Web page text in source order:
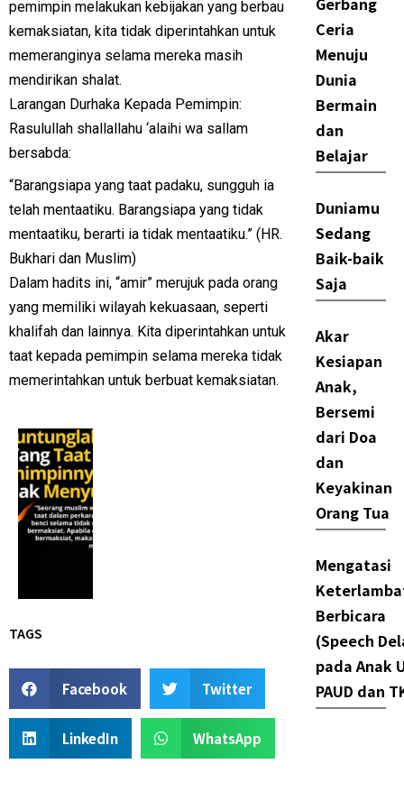
pemimpin melakukan kebijakan yang berbau
kemaksiatan, kita tidak diperintahkan untuk
memeranginya selama mereka masih
mendirikan shalat.
Larangan Durhaka Kepada Pemimpin:
Rasulullah shallallahu ‘alaihi wa sallam
bersabda:
“Barangsiapa yang taat padaku, sungguh ia
telah mentaatiku. Barangsiapa yang tidak
mentaatiku, berarti ia tidak mentaatiku.” (HR.
Bukhari dan Muslim)
Dalam hadits ini, “amir” merujuk pada orang
yang memiliki wilayah kekuasaan, seperti
khalifah dan lainnya. Kita diperintahkan untuk
taat kepada pemimpin selama mereka tidak
memerintahkan untuk berbuat kemaksiatan.
TAGS
Facebook Twitter
LinkedIn WhatsApp
Ceria
Menuju
Dunia
Bermain
dan
Belajar
Duniamu
Sedang
Baik-baik
Saja
Akar
Kesiapan
Anak,
Bersemi
dari Doa
dan
Keyakinan
Orang Tua
Mengatasi
Berbicara
(Speech
pada Anak
PAUD dan